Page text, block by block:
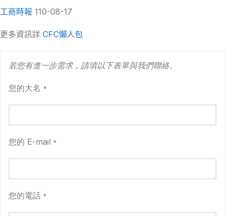
工商時報 110-08-17
更多資訊詳 CFC懶人包
若您有進一步需求，請填以下表單與我們聯絡。
您的大名 *
您的 E-mail *
您的電話 *